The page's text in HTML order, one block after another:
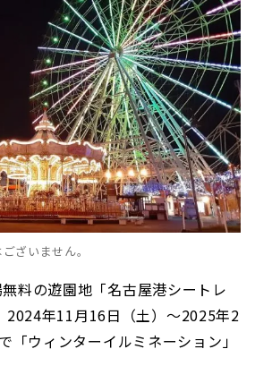
ざいません。
料の遊園地「名古屋港シートレ
2024年11月16日（土）～2025年2
「ウィンターイルミネーション」